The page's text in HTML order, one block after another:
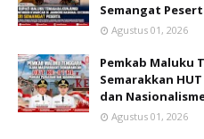
Semangat
Agustus 01, 2026
Pemkab Maluku
Semarakkan
dan
Agustus 01, 2026